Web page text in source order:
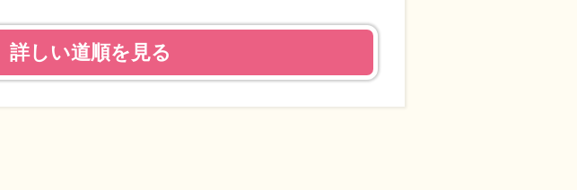
詳しい道順を見る